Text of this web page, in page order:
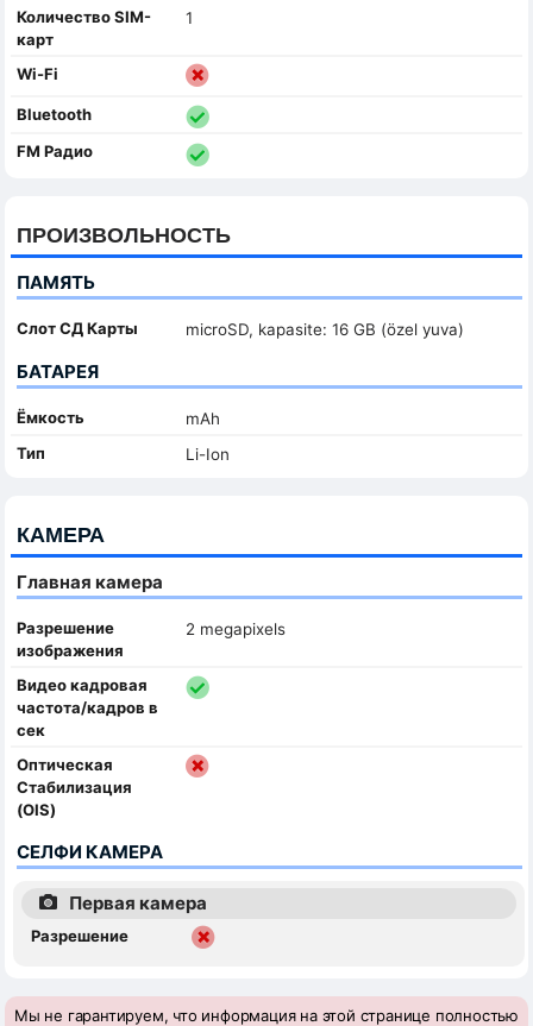
Количество SIM-
карт
1
Wi-Fi
Bluetooth
FM Радио
ПРОИЗВОЛЬНОСТЬ
ПАМЯТЬ
Слот СД Карты microSD, kapasite: 16 GB (özel yuva)
БАТАРЕЯ
Ёмкость
mAh
Тип
Li-Ion
КАМЕРА
Главная камера
Разрешение
изображения
2 megapixels
Видео кадровая
частота/кадров в
сек
Оптическая
Стабилизация
(OIS)
СЕЛФИ КАМЕРА
Первая камера
Разрешение
Мы не гарантируем, что информация на этой странице полностью